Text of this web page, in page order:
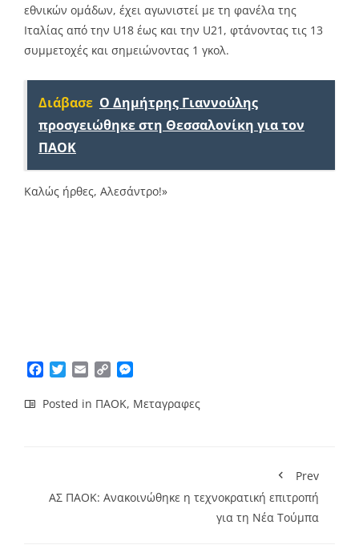
εθνικών ομάδων, έχει αγωνιστεί με τη φανέλα της
Ιταλίας από την U18 έως και την U21, φτάνοντας τις 13
συμμετοχές και σημειώνοντας 1 γκολ.
Διάβασε Ο Δημήτρης Γιαννούλης
προσγειώθηκε στη Θεσσαλονίκη για τον
ΠΑΟΚ
Καλώς ήρθες, Αλεσάντρο!»
Facebook
TwitterEmailCopy
Posted in ΠΑΟΚ, Μεταγραφες
Prev
ΑΣ ΠΑΟΚ: Ανακοινώθηκε η τεχνοκρατική επιτροπή
για τη Νέα Τούμπα